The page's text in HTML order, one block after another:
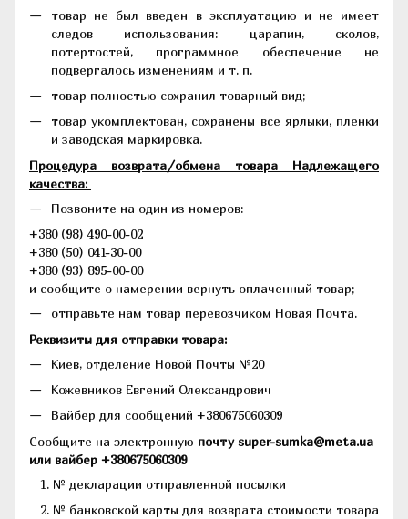
товар не был введен в эксплуатацию и не имеет
следов использования: царапин, сколов,
потертостей, программное обеспечение не
подвергалось изменениям и т. п.
товар полностью сохранил товарный вид;
товар укомплектован, сохранены все ярлыки, пленки
и заводская маркировка.
Процедура возврата/обмена товара Надлежащего
качества:
Позвоните на один из номеров:
+380 (98) 490-00-02
+380 (50) 041-30-00
+380 (93) 895-00-00
и сообщите о намерении вернуть оплаченный товар;
отправьте нам товар перевозчиком Новая Почта.
Реквизиты для отправки товара:
Киев, отделение Новой Почты №20
Кожевников Евгений Олександрович
Вайбер для сообщений +380675060309
Сообщите на электронную почту super-sumka@meta.ua
или вайбер +380675060309
№ декларации отправленной посылки
№ банковской карты для возврата стоимости товара